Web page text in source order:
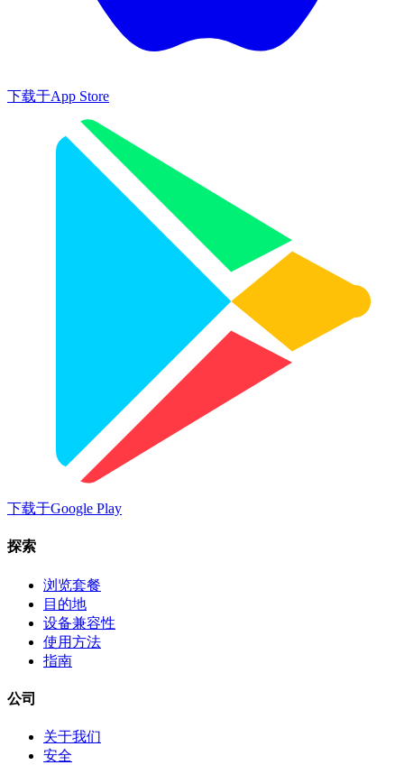
下载于App Store
下载于Google Play
探索
浏览套餐
目的地
设备兼容性
使用方法
指南
公司
关于我们
安全